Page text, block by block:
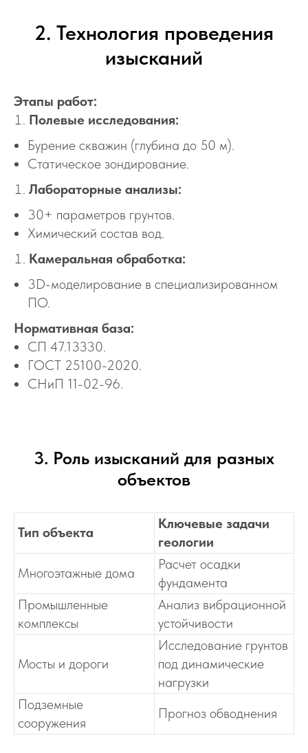
2. Технология проведения
изысканий
Этапы работ:
Полевые исследования:
Бурение скважин (глубина до 50 м).
Статическое зондирование.
Лабораторные анализы:
30+ параметров грунтов.
Химический состав вод.
Камеральная обработка:
3D-моделирование в специализированном
ПО.
Нормативная база:
СП 47.13330.
ГОСТ 25100-2020.
СНиП 11-02-96.
3. Роль изысканий для разных
объектов
Тип объекта
Ключевые задачи
геологии
Многоэтажные дома
Расчет осадки
фундамента
Промышленные
комплексы
Анализ вибрационной
устойчивости
Мосты и дороги
Исследование грунтов
под динамические
нагрузки
Подземные
сооружения
Прогноз обводнения